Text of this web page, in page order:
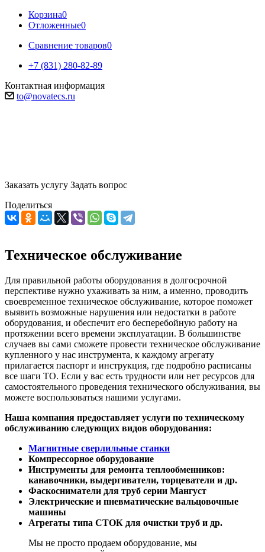
Корзина0
Отложенные0
Сравнение товаров0
+7 (831) 280-82-89
Контактная информация
to@novatecs.ru
Заказать услугу Задать вопрос
Поделиться
Техническое обслуживание
Для правильной работы оборудования в долгосрочной
перспективе нужно ухаживать за ним, а именно, проводить
своевременное техническое обслуживание, которое поможет
выявить возможные нарушения или недостатки в работе
оборудования, и обеспечит его бесперебойную работу на
протяжении всего времени эксплуатации. В большинстве
случаев вы сами сможете провести техническое обслуживание
купленного у нас инструмента, к каждому агрегату
прилагается паспорт и инструкция, где подробно расписаны
все шаги ТО. Если у вас есть трудности или нет ресурсов для
самостоятельного проведения технического обслуживания, вы
можете воспользоваться нашими услугами.
Наша компания предоставляет услуги по техническому
обслуживанию следующих видов оборудования:
Магнитные сверлильные станки
Компрессорное оборудование
Инструменты для ремонта теплообменников:
канавочники, выдергиватели, торцеватели и др.
Фаскосниматели для труб серии Мангуст
Электрические и пневматические вальцовочные
машины
Агрегаты типа СТОК для очистки труб и др.
Мы не просто продаем оборудование, мы